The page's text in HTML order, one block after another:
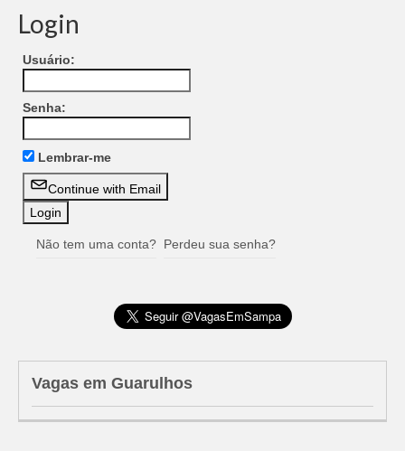
Login
Usuário:
Senha:
Lembrar-me
Continue with Email
Não tem uma conta? Perdeu sua senha?
Vagas em Guarulhos